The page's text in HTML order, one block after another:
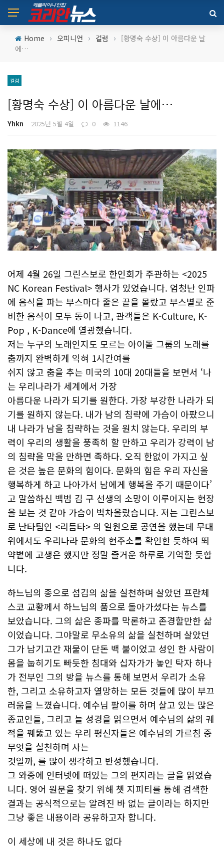
Home › 오피니언 › 컬럼 › [황명숙 수상] 이 아름다운 날
에…
컬럼
[황명숙 수상] 이 아름다운 날에…
Yhkn 2025년 5월 4일 0 1146
어제 4월 26일 그린스보로 한인회가 주관하는 <2025
NC Korean Festival> 행사가 있었습니다. 엄청난 인파
에 음식을 파는 부스마다 줄은 끝을 몰랐고 부스별로 준
비한 음식이 모두 동이 나고, 관객들은 K-Culture, K-
Pop , K-Dance에 열광했습니다.
저는 누구의 노래인지도 모르는 아이돌 그룹의 노래를
춤까지 완벽하게 익혀 1시간여를
쉬지 않고 춤을 추는 미국의 10대 20대들을 보면서 ‘나
는 우리나라가 세계에서 가장
아름다운 나라가 되기를 원한다. 가장 부강한 나라가 되
기를 원하지 않는다. 내가 남의 침략에 가슴이 아팠으니
내 나라가 남을 침략하는 것을 원치 않는다. 우리의 부
력이 우리의 생활을 풍족히 할 만하고 우리가 강력이 남
의 침략을 막을 만하면 족하다. 오직 한없이 가지고 싶
은 것은 높은 문화의 힘이다. 문화의 힘은 우리 자신을
행복하게 하고 나아가서 남에게 행복을 주기 때문이다’
고 말씀하신 백범 김 구 선생의 소망이 이루어지는 현장
을 보는 것 같아 가슴이 벅차올랐습니다. 저는 그린스보
로 난타팀인 <리듬타> 의 일원으로 공연을 했는데 무대
위에서도 우리나라 문화의 현주소를 확인한 듯하여 뙤
약볕에 고생은 했지만 정말 즐거운 하루로 기억할 듯합
니다.
하느님의 종으로 섬김의 삶을 실천하며 살았던 프란체
스코 교황께서 하느님의 품으로 돌아가셨다는 뉴스를
보았습니다. 그의 삶은 종파를 막론하고 존경할만한 삶
이었습니다. 그야말로 무소유의 삶을 실천하며 살았던
그가 남기고간 재물이 단돈 백 불이었고 성인 한 사람이
몸을 눕히기도 빠듯한 침대와 십자가가 놓인 탁자 하나
가 전부인 그의 방을 뉴스를 통해 보면서 우리가 소유
한, 그리고 소유하고자 열망하는 모든 것들에 많이 부끄
러움을 느꼈습니다. 예수님 팔이를 하며 살고 있는 많은
종교인들, 그리고 늘 성경을 읽으면서 예수님의 삶의 궤
적을 꿰뚫고 있는 우리 평신자들은 예수님의 가르침 중
무엇을 실천하며 사는
것일까, 를 많이 생각하고 반성했습니다.
그 와중에 인터넷에 떠있는 그의 편지라는 글을 읽었습
니다. 영어 원문을 찾기 위해 쳇 지피티를 통해 검색한
결과는 공식적으로는 알려진 바 없는 글이라는 하지만
그냥 좋은 내용이라 공유하고자 합니다.
이 세상에 내 것은 하나도 없다